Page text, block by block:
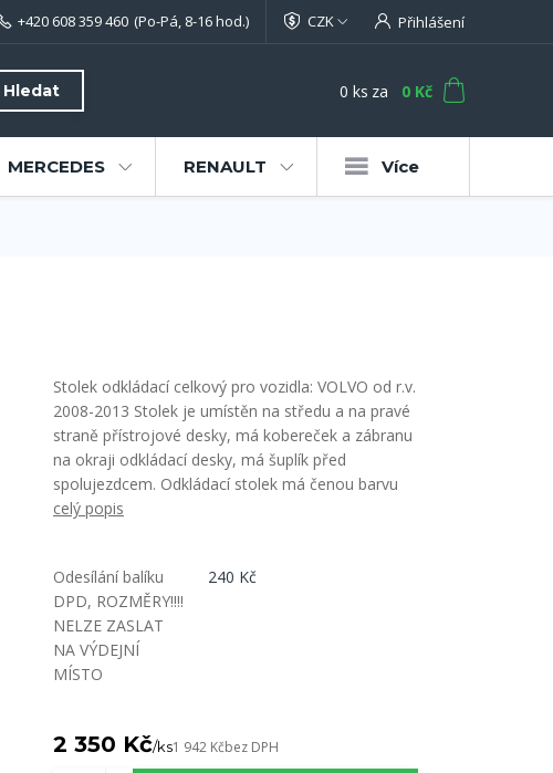
CZK Přihlášení
Hledat
+420 608 359 460 (Po-Pá, 8-16 hod.)
0 ks za 0 Kč
MERCEDES RENAULT Více
Stolek odkládací celkový pro vozidla: VOLVO od r.v.
2008-2013 Stolek je umístěn na středu a na pravé
straně přístrojové desky, má kobereček a zábranu
na okraji odkládací desky, má šuplík před
spolujezdcem. Odkládací stolek má čenou barvu
celý popis
Odesílání balíku
DPD, ROZMĚRY!!!!
NELZE ZASLAT
NA VÝDEJNÍ
MÍSTO
240 Kč
2 350 Kč/ks1 942 Kčbez DPH